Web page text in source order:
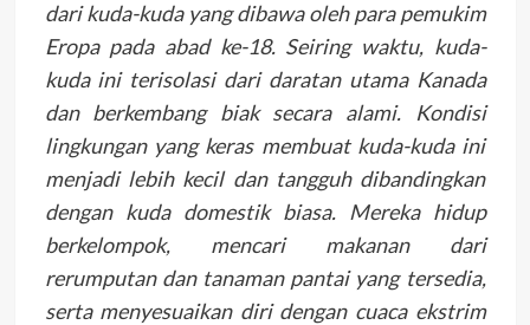
dari kuda-kuda yang dibawa oleh para pemukim
Eropa pada abad ke-18. Seiring waktu, kuda-
kuda ini terisolasi dari daratan utama Kanada
dan berkembang biak secara alami. Kondisi
lingkungan yang keras membuat kuda-kuda ini
menjadi lebih kecil dan tangguh dibandingkan
dengan kuda domestik biasa. Mereka hidup
berkelompok, mencari makanan dari
rerumputan dan tanaman pantai yang tersedia,
serta menyesuaikan diri dengan cuaca ekstrim